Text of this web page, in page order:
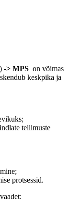
-> MPS on võimas
keskpika ja
tellimuste
protsessid.